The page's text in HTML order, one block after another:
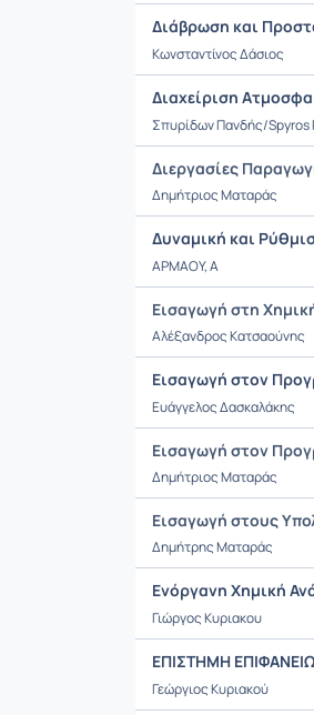
Διάβρωση και
Κωνσταντίνος Δάσιος
Διαχείριση
Σπυρίδων Πανδής/Spyros
Διεργασίες
Δημήτριος Ματαράς
Δυναμική και
ΑΡΜΑΟΥ, Α
Εισαγωγή στη
Αλέξανδρος Κατσαούνης
Εισαγωγή στον
Ευάγγελος Δασκαλάκης
Εισαγωγή στον
Δημήτριος Ματαράς
Εισαγωγή στους
Δημήτρης Ματαράς
Ενόργανη Χημική
Γιώργος Κυριακου
ΕΠΙΣΤΗΜΗ
Γεώργιος Κυριακού